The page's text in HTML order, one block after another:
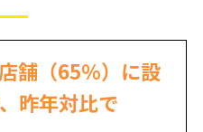
舗（65％）に設
昨年対比で